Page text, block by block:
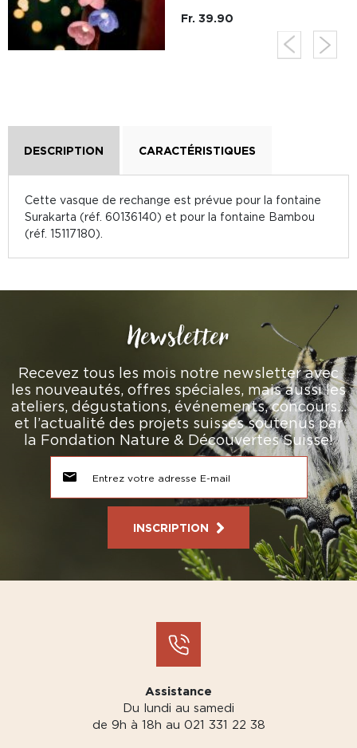
Fr. 39.90
DESCRIPTION CARACTÉRISTIQUES
Cette vasque de rechange est prévue pour la fontaine
Surakarta (réf. 60136140) et pour la fontaine Bambou
(réf. 15117180).
Newsletter
Recevez tous les mois notre newsletter avec
les nouveautés, offres spéciales, mais aussi les
ateliers, dégustations, événements, concours…
et l’actualité des projets suisses soutenus par
la Fondation Nature & Découvertes Suisse!
INSCRIPTION
Assistance
Du lundi au samedi
de 9h à 18h au 021 331 22 38